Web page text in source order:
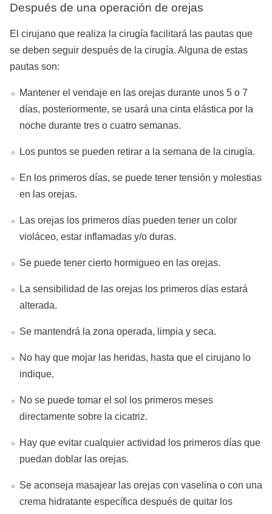
Después de una operación de orejas
El cirujano que realiza la cirugía facilitará las pautas que
se deben seguir después de la cirugía. Alguna de estas
pautas son:
Mantener el vendaje en las orejas durante unos 5 o 7
días, posteriormente, se usará una cinta elástica por la
noche durante tres o cuatro semanas.
Los puntos se pueden retirar a la semana de la cirugía.
En los primeros días, se puede tener tensión y molestias
en las orejas.
Las orejas los primeros días pueden tener un color
violáceo, estar inflamadas y/o duras.
Se puede tener cierto hormigueo en las orejas.
La sensibilidad de las orejas los primeros días estará
alterada.
Se mantendrá la zona operada, limpia y seca.
No hay que mojar las heridas, hasta que el cirujano lo
indique.
No se puede tomar el sol los primeros meses
directamente sobre la cicatriz.
Hay que evitar cualquier actividad los primeros días que
puedan doblar las orejas.
Se aconseja masajear las orejas con vaselina o con una
crema hidratante específica después de quitar los